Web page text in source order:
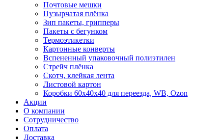
Почтовые мешки
Пузырчатая плёнка
Зип пакеты, грипперы
Пакеты с бегунком
Термоэтикетки
Картонные конверты
Вспененный упаковочный полиэтилен
Стрейч плёнка
Скотч, клейкая лента
Листовой картон
Коробки 60х40х40 для переезда, WB, Ozon
Акции
О компании
Сотрудничество
Оплата
Доставка